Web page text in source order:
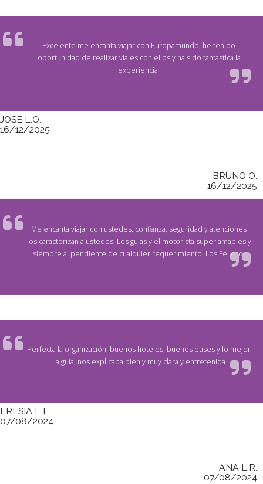
Excelente me encanta viajar con Europamundo, he tenido
oportunidad de realizar viajes con ellos y ha sido fantastica la
experiencia.
JOSE L.O.
16/12/2025
BRUNO O.
16/12/2025
Me encanta viajar con ustedes, confianza, seguridad y atenciones
los caracterizan a ustedes. Los guias y el motorista super amables y
siempre al pendiente de cualquier requerimiento. Los Felicito¡
Perfecta la organización, buenos hoteles, buenos buses y lo mejor
La guía, nos explicaba bien y muy clara y entretenida
FRESIA E.T.
07/08/2024
ANA L.R.
07/08/2024